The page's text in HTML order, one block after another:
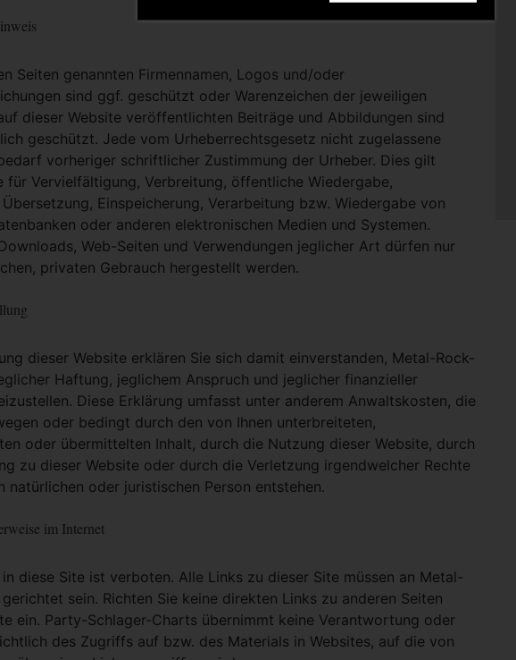
Seiten genannten Firmennamen, Logos und/oder
sind ggf. geschützt oder Warenzeichen der jeweiligen
dieser Website veröffentlichten Beiträge und Abbildungen sind
geschützt. Jede vom Urheberrechtsgesetz nicht zugelassene
vorheriger schriftlicher Zustimmung der Urheber. Dies gilt
für Vervielfältigung, Verbreitung, öffentliche Wiedergabe,
Einspeicherung, Verarbeitung bzw. Wiedergabe von
oder anderen elektronischen Medien und Systemen.
Web-Seiten und Verwendungen jeglicher Art dürfen nur
privaten Gebrauch hergestellt werden.
dieser Website erklären Sie sich damit einverstanden, Metal-Rock-
Haftung, jeglichem Anspruch und jeglicher finanzieller
Diese Erklärung umfasst unter anderem Anwaltskosten, die
oder bedingt durch den von Ihnen unterbreiteten,
oder übermittelten Inhalt, durch die Nutzung dieser Website, durch
zu dieser Website oder durch die Verletzung irgendwelcher Rechte
natürlichen oder juristischen Person entstehen.
im Internet
diese Site ist verboten. Alle Links zu dieser Site müssen an Metal-
sein. Richten Sie keine direkten Links zu anderen Seiten
ein. Party-Schlager-Charts übernimmt keine Verantwortung oder
des Zugriffs auf bzw. des Materials in Websites, auf die von